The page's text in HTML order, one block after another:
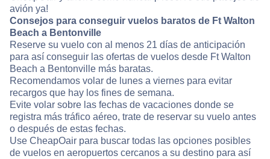
avión ya!
Consejos para conseguir vuelos baratos de Ft Walton
Beach a Bentonville
Reserve su vuelo con al menos 21 días de anticipación
para así conseguir las ofertas de vuelos desde Ft Walton
Beach a Bentonville más baratas.
Recomendamos volar de lunes a viernes para evitar
recargos que hay los fines de semana.
Evite volar sobre las fechas de vacaciones donde se
registra más tráfico aéreo, trate de reservar su vuelo antes
o después de estas fechas.
Use CheapOair para buscar todas las opciones posibles
de vuelos en aeropuertos cercanos a su destino para así